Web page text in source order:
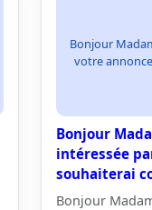
Bonjour
votre
Bonjour
intéressée
souhaiterai
Bonjour